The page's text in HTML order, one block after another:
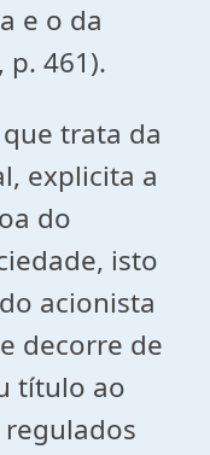
e o da
p. 461).
trata da
explicita a
do
isto
acionista
decorre de
título ao